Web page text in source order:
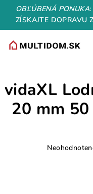
Prejsť
obsah
OBĽÚBENÁ PONUKA
ZÍSKAJTE DOPRAVU
vidaXL
20 mm
Priemerné